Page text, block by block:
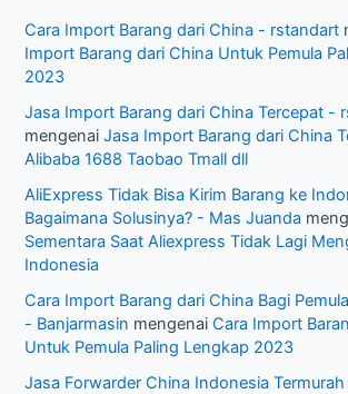
Cara Import Barang dari China - rstandart
Import Barang dari China Untuk Pemula
2023
Jasa Import Barang dari China Tercepat -
mengenaiJasa Import Barang dari China
Alibaba 1688 Taobao Tmall dll
AliExpress Tidak Bisa Kirim Barang ke
Bagaimana Solusinya? - Mas Juanda
Sementara Saat Aliexpress Tidak Lagi
Indonesia
Cara Import Barang dari China Bagi
- Banjarmasin mengenaiCara Import
Untuk Pemula Paling Lengkap 2023
Jasa Forwarder China Indonesia